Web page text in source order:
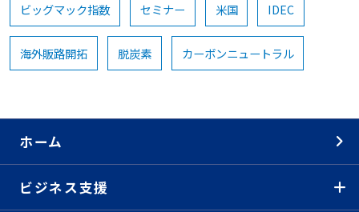
ビッグマック指数 セミナー 米国 IDEC
海外販路開拓 脱炭素 カーボンニュートラル
ホーム
ビジネス支援